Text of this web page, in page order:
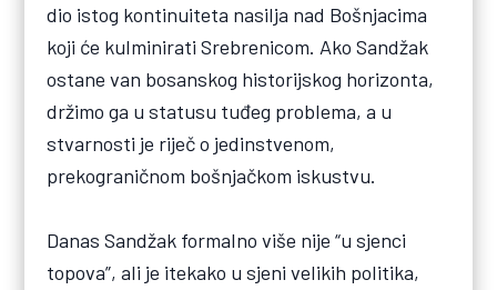
dio istog kontinuiteta nasilja nad Bošnjacima
koji će kulminirati Srebrenicom. Ako Sandžak
ostane van bosanskog historijskog horizonta,
držimo ga u statusu tuđeg problema, a u
stvarnosti je riječ o jedinstvenom,
prekograničnom bošnjačkom iskustvu.
Danas Sandžak formalno više nije “u sjenci
topova”, ali je itekako u sjeni velikih politika,